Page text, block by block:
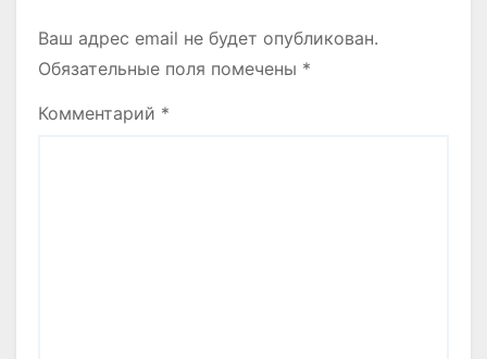
Ваш адрес email не будет опубликован.
Обязательные поля помечены *
Комментарий *